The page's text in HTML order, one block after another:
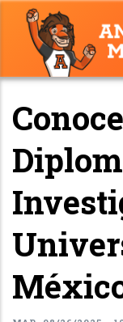
Pasar
contenido
principal